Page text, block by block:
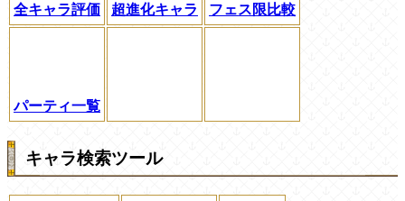
全キャラ評価 超進化キャラ フェス限比較
パーティ一覧
キャラ検索ツール